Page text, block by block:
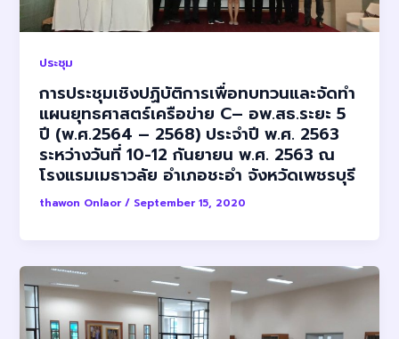
ประชุม
การประชุมเชิงปฏิบัติการเพื่อทบทวนและจัดทำ
แผนยุทธศาสตร์เครือข่าย C– อพ.สธ.ระยะ 5
ปี (พ.ศ.2564 – 2568) ประจำปี พ.ศ. 2563
ระหว่างวันที่ 10-12 กันยายน พ.ศ. 2563 ณ
โรงแรมเมธาวลัย อำเภอชะอำ จังหวัดเพชรบุรี
thawon Onlaor/ September 15, 2020